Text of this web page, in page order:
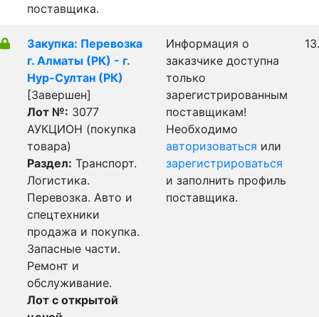
поставщика.
Закупка: Перевозка
г. Алматы (РК) - г.
Нур-Султан (РК)
[Завершен]
Лот №: 3077
АУКЦИОН (покупка
товара)
Раздел: Транспорт.
Логистика.
Перевозка. Авто и
спецтехники
продажа и покупка.
Запасные части.
Ремонт и
обслуживание.
Лот с открытой
Информация о
заказчике доступна
только
зарегистрированным
поставщикам!
Необходимо
авторизоваться или
зарегистрироваться
и заполнить профиль
поставщика.